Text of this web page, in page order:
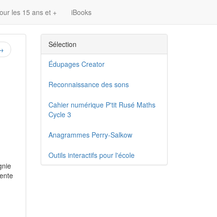
les 15 ans et + iBooks
Sélection
Édupages Creator
Reconnaissance des sons
Cahier numérique P'tit Rusé Maths
Cycle 3
Anagrammes Perry-Salkow
Outils interactifs pour l'école